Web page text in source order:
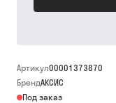
Артикул00001373870
БрендАКСИС
Под заказ